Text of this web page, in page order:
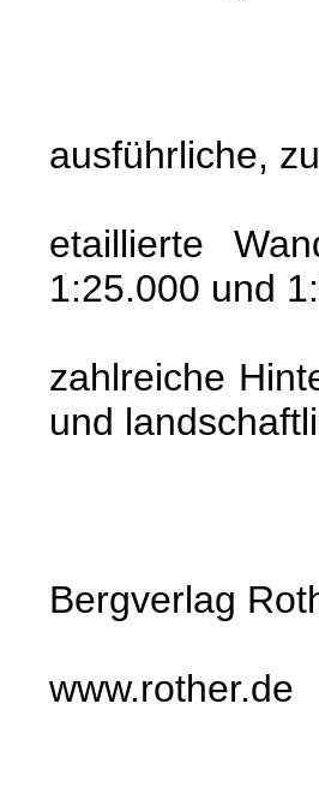
ausführliche,
etaillierte
1:25.000 und
zahlreiche
und
Bergverlag
www.rother.de